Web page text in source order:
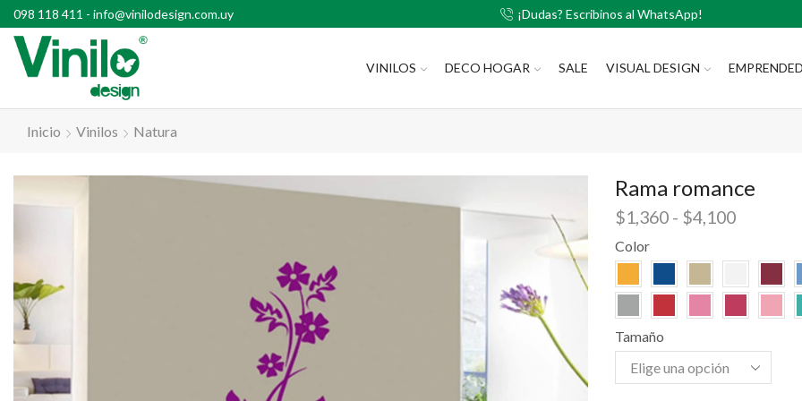
098 118 411 - info@vinilodesign.com.uy
con compras superiores a $2500 ¡Dudas? Escribinos al WhatsApp!
VINILOS DECO HOGAR SALE VISUAL DESIGN
Inicio Vinilos Natura
Rama romance
$1,360 - $4,100
Color
Tamaño